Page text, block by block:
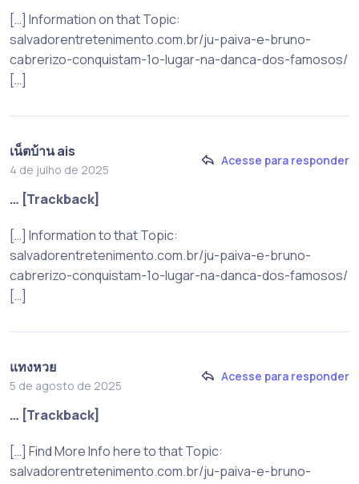
[…] Information on that Topic:
salvadorentretenimento.com.br/ju-paiva-e-bruno-
cabrerizo-conquistam-1o-lugar-na-danca-dos-famosos/
[…]
เน็ตบ้าน ais
4 de julho de 2025
Acesse para responder
… [Trackback]
[…] Information to that Topic:
salvadorentretenimento.com.br/ju-paiva-e-bruno-
cabrerizo-conquistam-1o-lugar-na-danca-dos-famosos/
[…]
แทงหวย
5 de agosto de 2025
Acesse para responder
… [Trackback]
[…] Find More Info here to that Topic:
salvadorentretenimento.com.br/ju-paiva-e-bruno-